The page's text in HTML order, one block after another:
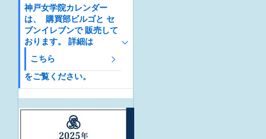
神戸女学院カレンダー
は、 購買部ビルゴと セ
ブンイレブンで 販売して
おります。 詳細は
こちら
をご覧ください。